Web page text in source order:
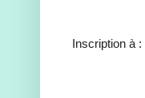
Inscription à :